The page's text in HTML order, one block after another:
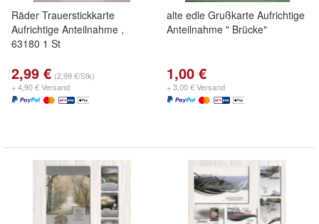
Räder Trauerstickkarte
Aufrichtige Anteilnahme ,
63180 1 St
2,99 € (2,99 €/Stk)
+ 4,90 € Versand
alte edle Grußkarte Aufrichtige
Anteilnahme " Brücke"
1,00 €
+ 3,00 € Versand